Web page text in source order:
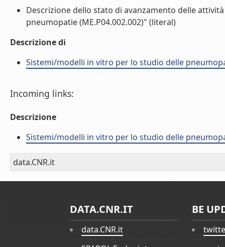
Descrizione dello stato di avanzamento delle
pneumopatie (ME.P04.002.002)" (literal)
Descrizione di
Sistemi/modelli in vitro per lo studio delle
Incoming links:
Descrizione
Sistemi/modelli in vitro per lo studio delle
data.CNR.it
DATA.CNR.IT
data.CNR.it
BE